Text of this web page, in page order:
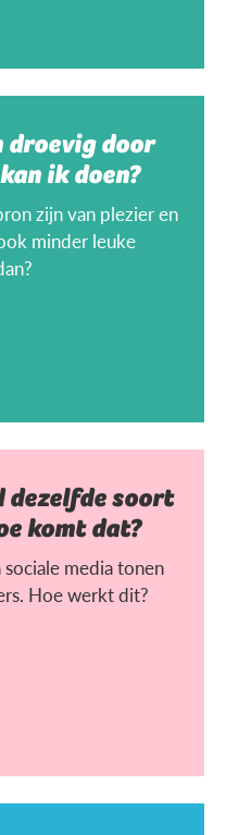
droevig door
ik doen?
zijn van plezier en
minder leuke
soort
komt dat?
media tonen
Hoe werkt dit?